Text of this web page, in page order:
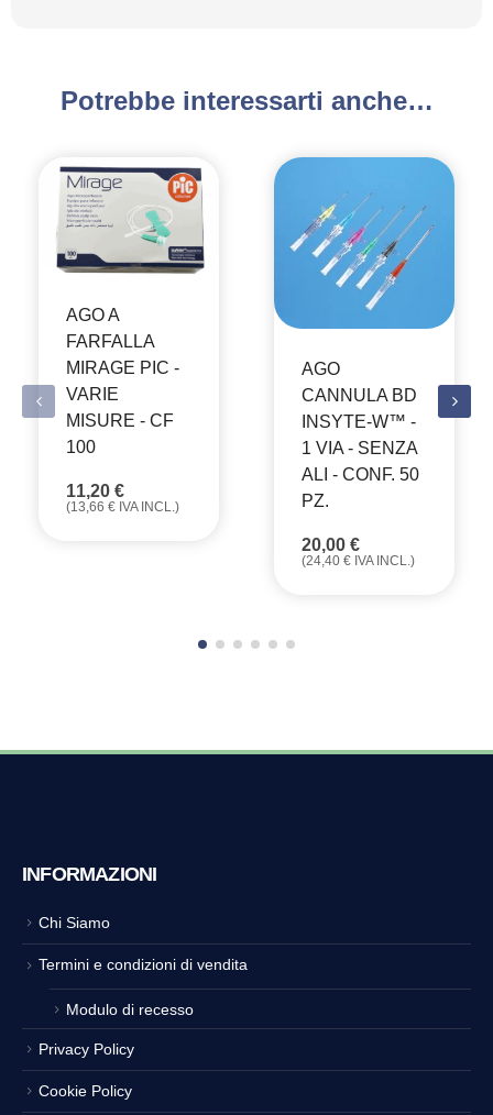
Potrebbe interessarti anche…
AGO A
FARFALLA
MIRAGE PIC -
VARIE
MISURE - CF
100
11,20 €
(13,66 € IVA INCL.)
AGO
CANNULA BD
INSYTE-W™ -
1 VIA - SENZA
ALI - CONF. 50
PZ.
20,00 €
(24,40 € IVA INCL.)
INFORMAZIONI
Chi Siamo
Termini e condizioni di vendita
Modulo di recesso
Privacy Policy
Cookie Policy